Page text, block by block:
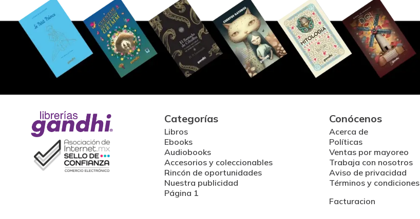
Categorías
Libros
Ebooks
Audiobooks
Accesorios y coleccionables
Rincón de oportunidades
Nuestra publicidad
Página 1
Conócenos
Acerca de
Políticas
Ventas por mayoreo
Trabaja con nosotros
Aviso de privacidad
Términos y condiciones
Facturacion